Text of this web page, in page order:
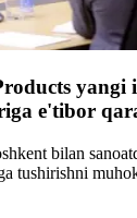
yangi
e'tibor
bilan
tushirishni